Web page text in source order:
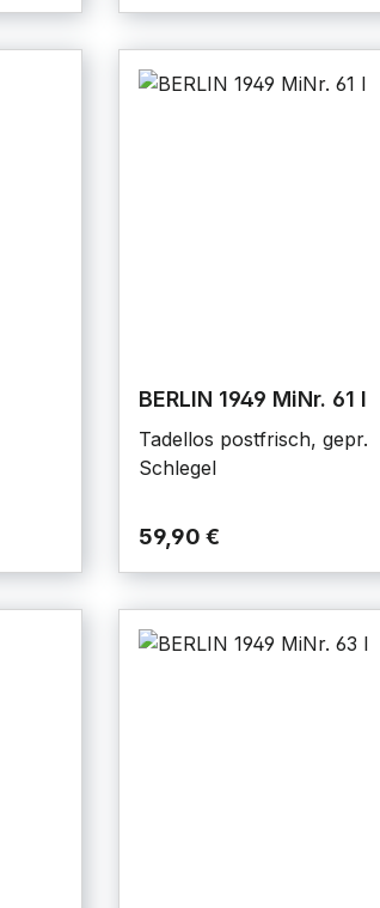
BERLIN 1949 MiNr. 61 I
Tadellos postfrisch, gepr.
Schlegel
59,90 €